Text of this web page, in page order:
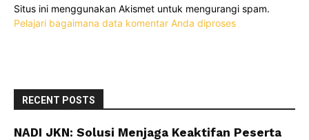
Situs ini menggunakan Akismet untuk mengurangi spam.
Pelajari bagaimana data komentar Anda diproses
RECENT POSTS
NADI JKN: Solusi Menjaga Keaktifan Peserta